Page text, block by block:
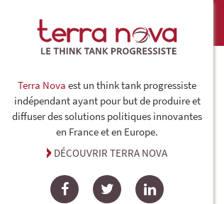
Terra Nova est un think tank progressiste
indépendant ayant pour but de produire et
diffuser des solutions politiques innovantes
en France et en Europe.
DÉCOUVRIR TERRA NOVA
FacebookTwitterLinkedIn